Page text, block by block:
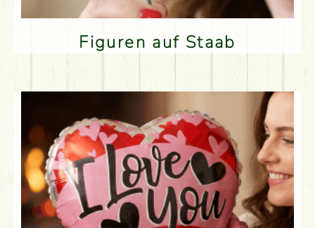
Figuren auf Staab